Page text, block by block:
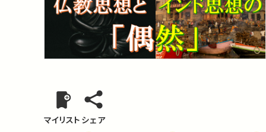
マイリスト シェア